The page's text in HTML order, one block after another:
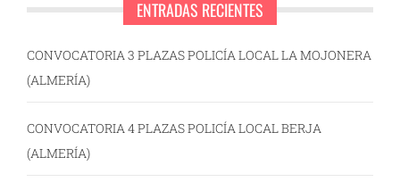
ENTRADAS RECIENTES
CONVOCATORIA 3 PLAZAS POLICÍA LOCAL LA MOJONERA
(ALMERÍA)
CONVOCATORIA 4 PLAZAS POLICÍA LOCAL BERJA
(ALMERÍA)